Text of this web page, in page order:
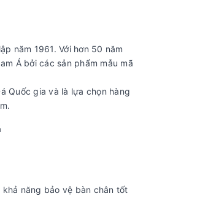
năm 1961. Với hơn 50 năm
Á bởi các sản phẩm mẫu mã
Quốc gia và là lựa chọn hàng
năng bảo vệ bàn chân tốt